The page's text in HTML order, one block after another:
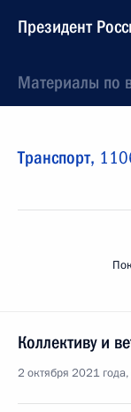
Президент
Материалы по
Транспорт,
Коллективу и
2 октября 2021